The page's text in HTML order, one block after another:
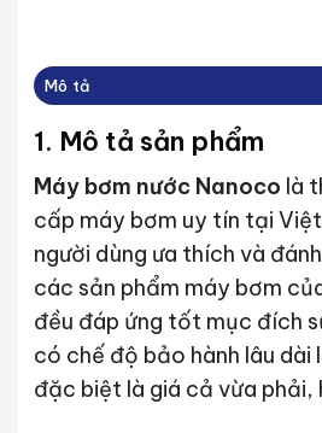
Mô tả
1. Mô tả sản phẩm
Máy bơm nước Nanoco là
cấp máy bơm uy tín tại
người dùng ưa thích và
các sản phẩm máy bơm
đều đáp ứng tốt mục đích
có chế độ bảo hành lâu dài
đặc biệt là giá cả vừa phải,